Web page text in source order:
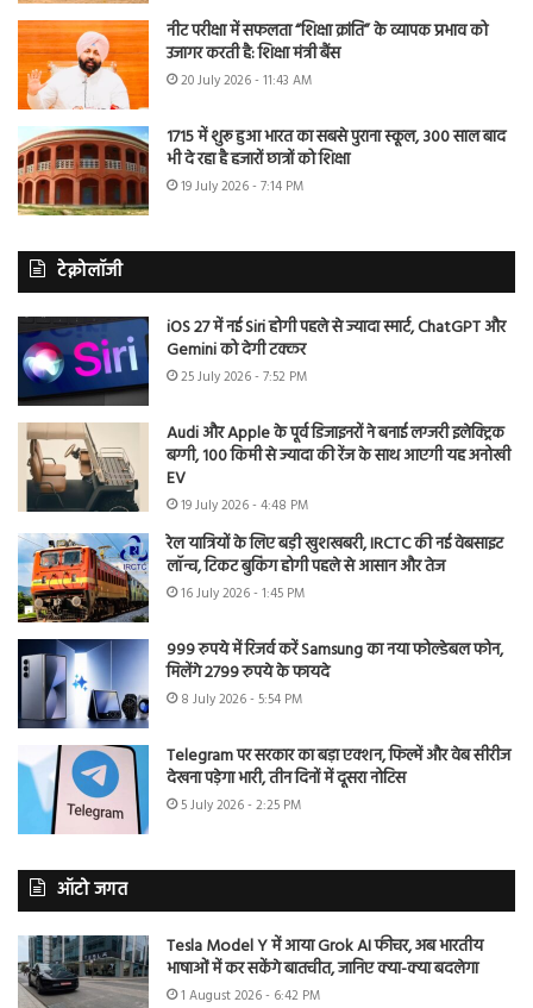
नीट परीक्षा में सफलता “शिक्षा क्रांति” के व्यापक प्रभाव को
उजागर करती है: शिक्षा मंत्री बैंस
20 July 2026 - 11:43 AM
1715 में शुरू हुआ भारत का सबसे पुराना स्कूल, 300 साल बाद
भी दे रहा है हजारों छात्रों को शिक्षा
19 July 2026 - 7:14 PM
टेक्नोलॉजी
iOS 27 में नई Siri होगी पहले से ज्यादा स्मार्ट, ChatGPT और
Gemini को देगी टक्कर
25 July 2026 - 7:52 PM
Audi और Apple के पूर्व डिजाइनरों ने बनाई लग्जरी इलेक्ट्रिक
बग्गी, 100 किमी से ज्यादा की रेंज के साथ आएगी यह अनोखी
EV
19 July 2026 - 4:48 PM
रेल यात्रियों के लिए बड़ी खुशखबरी, IRCTC की नई वेबसाइट
लॉन्च, टिकट बुकिंग होगी पहले से आसान और तेज
16 July 2026 - 1:45 PM
999 रुपये में रिजर्व करें Samsung का नया फोल्डेबल फोन,
मिलेंगे 2799 रुपये के फायदे
8 July 2026 - 5:54 PM
Telegram पर सरकार का बड़ा एक्शन, फिल्में और वेब सीरीज
देखना पड़ेगा भारी, तीन दिनों में दूसरा नोटिस
5 July 2026 - 2:25 PM
ऑटो जगत
Tesla Model Y में आया Grok AI फीचर, अब भारतीय
भाषाओं में कर सकेंगे बातचीत, जानिए क्या-क्या बदलेगा
1 August 2026 - 6:42 PM